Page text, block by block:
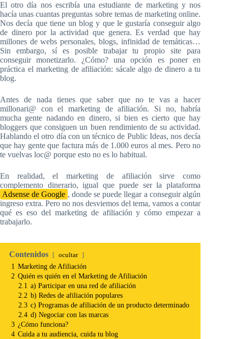
El otro día nos escribía una estudiante de marketing y nos
hacía unas cuantas preguntas sobre temas de marketing online.
Nos decía que tiene un blog y que le gustaría conseguir algo
de dinero por la actividad que genera. Es verdad que hay
millones de webs personales, blogs, infinidad de temáticas…
Sin embargo, sí es posible trabajar tu propio site para
conseguir monetizarlo. ¿Cómo? una opción es poner en
práctica el marketing de afiliación: sácale algo de dinero a tu
blog.
Antes de nada tienes que saber que no te vas a hacer
millonari@ con el marketing de afiliación. Si no, habría
mucha gente nadando en dinero, si bien es cierto que hay
bloggers que consiguen un buen rendimiento de su actividad.
Hablando el otro día con un técnico de Public Ideas, nos decía
que hay gente que factura más de 1.000 euros al mes. Pero no
te vuelvas loc@ porque esto no es lo habitual.
En realidad, el marketing de afiliación sirve como
complemento dinerario, igual que puede ser la plataforma
Adsense de Google , donde se puede llegar a conseguir algún
ingreso extra. Pero no nos desviemos del tema, vamos a contar
qué es eso del marketing de afiliación y cómo empezar a
trabajarlo.
Contenidos ocultar
1 Marketing de Afiliación
2 Quién es quién en el Marketing de Afiliación
2.1 a) Participar en una red de afiliación
2.2 b) Redes de afiliación populares
2.3 c) Programas de afiliación de un producto determinado
2.4 d) Negociar con las marcas
3 ¿Cómo funciona?
4 Cuida a tu audiencia, cuida tu blog